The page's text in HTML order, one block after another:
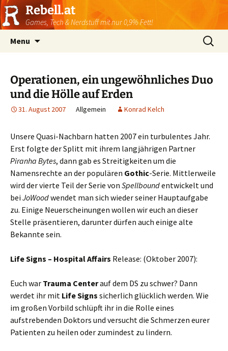
Rebell.at
Games, Tech & Nerdstuff mit nur 0,9% Fett!
Menu
Suchen
nach:
Operationen, ein ungewöhnliches Duo
und die Hölle auf Erden
31. August 2007 Allgemein Konrad Kelch
Unsere Quasi-Nachbarn hatten 2007 ein turbulentes Jahr.
Erst folgte der Splitt mit ihrem langjährigen Partner
Piranha Bytes, dann gab es Streitigkeiten um die
Namensrechte an der populären Gothic-Serie. Mittlerweile
wird der vierte Teil der Serie von Spellboundentwickelt und
bei JoWoodwendet man sich wieder seiner Hauptaufgabe
zu. Einige Neuerscheinungen wollen wir euch an dieser
Stelle präsentieren, darunter dürfen auch einige alte
Bekannte sein.
Life Signs – Hospital Affairs Release: (Oktober 2007):
Euch war Trauma Centerauf dem DS zu schwer? Dann
werdet ihr mit Life Signs sicherlich glücklich werden. Wie
im großen Vorbild schlüpft ihr in die Rolle eines
aufstrebenden Doktors und versucht die Schmerzen eurer
Patienten zu heilen oder zumindest zu lindern.